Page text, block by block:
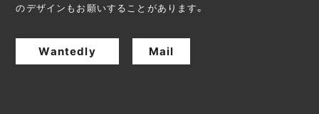
のデザインもお願いすることがあります。
Wantedly Mail